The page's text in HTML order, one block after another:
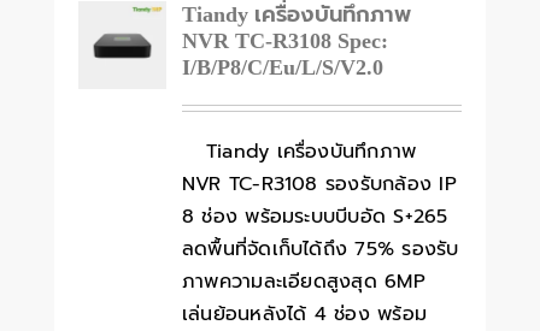
Tiandy เครื่องบันทึกภาพ
NVR TC-R3108 Spec:
I/B/P8/C/Eu/L/S/V2.0
Tiandy เครื่องบันทึกภาพ
NVR TC-R3108 รองรับกล้อง IP
8 ช่อง พร้อมระบบบีบอัด S+265
ลดพื้นที่จัดเก็บได้ถึง 75% รองรับ
ภาพความละเอียดสูงสุด 6MP
เล่นย้อนหลังได้ 4 ช่อง พร้อม